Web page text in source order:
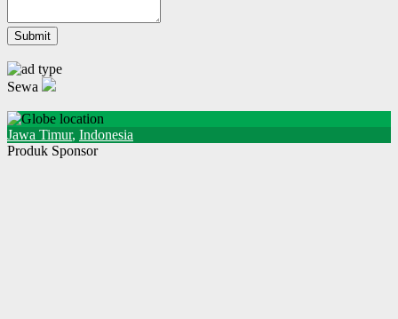
Sewa
Jawa Timur, Indonesia
Produk Sponsor